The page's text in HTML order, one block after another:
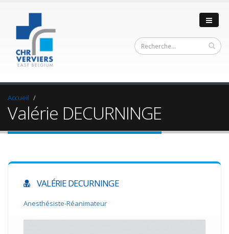
Accueil
Valérie DECURNINGE
VALÉRIE DECURNINGE
Anesthésiste-Réanimateur